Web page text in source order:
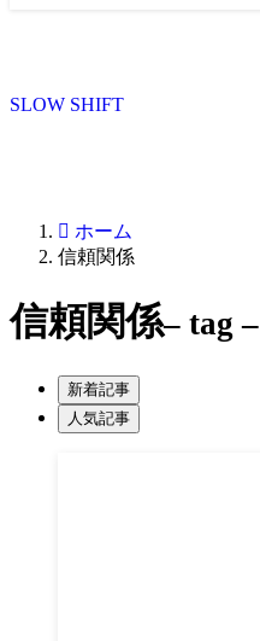
SLOW SHIFT
ホーム
信頼関係
信頼関係– tag –
新着記事
人気記事